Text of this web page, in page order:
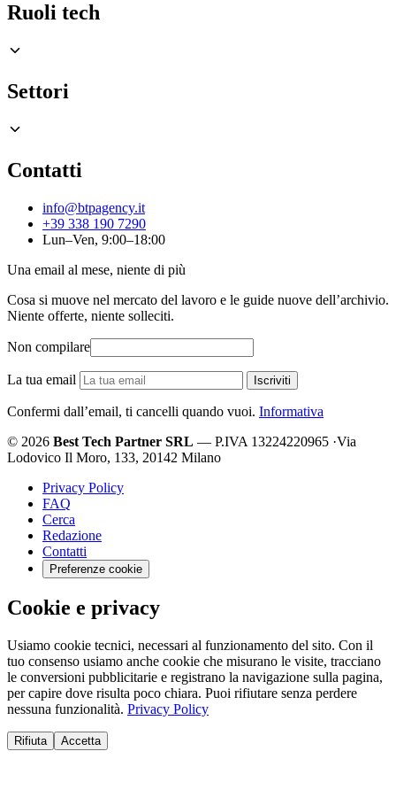
Ruoli tech
Settori
Contatti
info@btpagency.it
+39 338 190 7290
Lun–Ven, 9:00–18:00
Una email al mese, niente di più
Cosa si muove nel mercato del lavoro e le guide nuove dell’archivio.
Niente offerte, niente solleciti.
Non compilare
La tua email Iscriviti
Confermi dall’email, ti cancelli quando vuoi. Informativa
© 2026 Best Tech Partner SRL — P.IVA 13224220965 ·Via
Lodovico Il Moro, 133, 20142 Milano
Privacy Policy
FAQ
Cerca
Redazione
Contatti
Preferenze cookie
Cookie e privacy
Usiamo cookie tecnici, necessari al funzionamento del sito. Con il
tuo consenso usiamo anche cookie che misurano le visite, tracciano
le conversioni pubblicitarie e registrano la navigazione sulla pagina,
per capire dove risulta poco chiara. Puoi rifiutare senza perdere
nessuna funzionalità. Privacy Policy
Rifiuta Accetta